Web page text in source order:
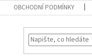
OBCHODNÍ PODMÍNKY